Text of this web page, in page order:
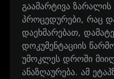
გაამარტივა
პროცედურები, რაც
დაეხმარებათ,
დოკუმენტაციის
უმოკლეს დროში
ანაზღაურება. ამ